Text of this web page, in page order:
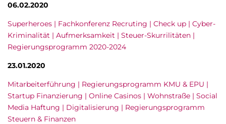
06.02.2020
Superheroes | Fachkonferenz Recruting | Check up | Cyber-
Kriminalität | Aufmerksamkeit | Steuer-Skurrilitäten |
Regierungsprogramm 2020-2024
23.01.2020
Mitarbeiterführung | Regierungsprogramm KMU & EPU |
Startup Finanzierung | Online Casinos | Wohnstraße | Social
Media Haftung | Digitalisierung | Regierungsprogramm
Steuern & Finanzen